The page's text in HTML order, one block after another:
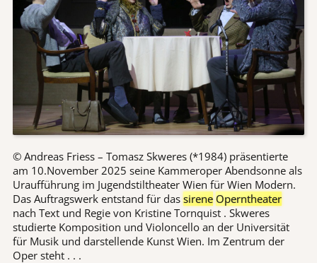
© Andreas Friess – Tomasz Skweres (*1984) präsentierte
am 10.November 2025 seine Kammeroper Abendsonne als
Uraufführung im Jugendstiltheater Wien für Wien Modern.
Das Auftragswerk entstand für das sirene Operntheater
nach Text und Regie von Kristine Tornquist . Skweres
studierte Komposition und Violoncello an der Universität
für Musik und darstellende Kunst Wien. Im Zentrum der
Oper steht . . .